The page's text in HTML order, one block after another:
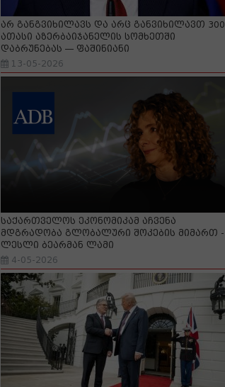
არ განგვიხილავს და არც განვიხილავთ 300
ათასი აზერბაიჯანელის სომხეთში
დაბრუნებას — ფაშინიანი
13-05-2026
საქართველოს ეკონომიკამ აჩვენა
მდგრადობა გლობალური შოკების მიმართ -
ლესლი ბეარმან ლამი
4-05-2026